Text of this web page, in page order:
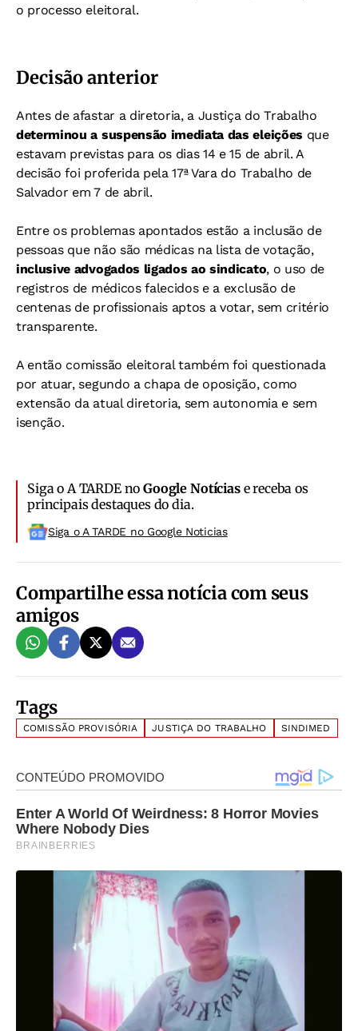
o processo eleitoral.
Decisão anterior
Antes de afastar a diretoria, a Justiça do Trabalho
determinou a suspensão imediata das eleições que
estavam previstas para os dias 14 e 15 de abril. A
decisão foi proferida pela 17ª Vara do Trabalho de
Salvador em 7 de abril.
Entre os problemas apontados estão a inclusão de
pessoas que não são médicas na lista de votação,
inclusive advogados ligados ao sindicato, o uso de
registros de médicos falecidos e a exclusão de
centenas de profissionais aptos a votar, sem critério
transparente.
A então comissão eleitoral também foi questionada
por atuar, segundo a chapa de oposição, como
extensão da atual diretoria, sem autonomia e sem
isenção.
Siga o A TARDE noGoogle Notíciase receba os
principais destaques do dia.
Siga o A TARDE no Google Noticias
Compartilhe essa notícia com seus
amigos
Tags
COMISSÃO PROVISÓRIA JUSTIÇA DO TRABALHO SINDIMED